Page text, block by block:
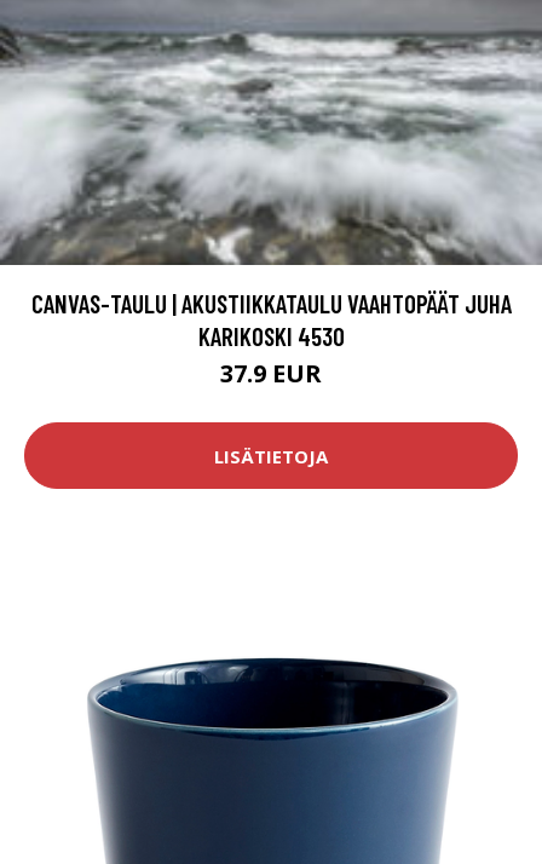
CANVAS-TAULU | AKUSTIIKKATAULU VAAHTOPÄÄT JUHA
KARIKOSKI 4530
37.9 EUR
LISÄTIETOJA